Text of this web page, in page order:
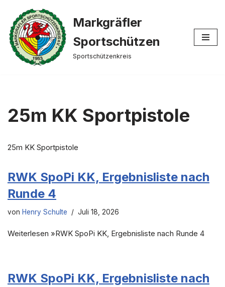
Zum
Inhalt
springen
Markgräfler
Sportschützen
Sportschützenkreis
25m KK Sportpistole
25m KK Sportpistole
RWK SpoPi KK, Ergebnisliste nach
Runde 4
von Henry Schulte Juli 18, 2026
Weiterlesen »RWK SpoPi KK, Ergebnisliste nach Runde 4
RWK SpoPi KK, Ergebnisliste nach